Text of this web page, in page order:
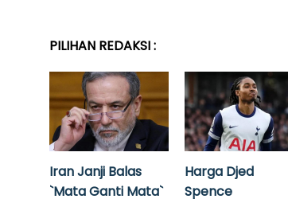
PILIHAN REDAKSI :
Iran Janji Balas
`Mata Ganti Mata`
Harga Djed
Spence